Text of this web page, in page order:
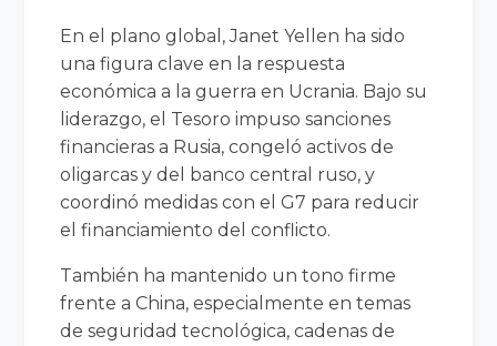
En el plano global, Janet Yellen ha sido
una figura clave en la respuesta
económica a la guerra en Ucrania. Bajo su
liderazgo, el Tesoro impuso sanciones
financieras a Rusia, congeló activos de
oligarcas y del banco central ruso, y
coordinó medidas con el G7 para reducir
el financiamiento del conflicto.
También ha mantenido un tono firme
frente a China, especialmente en temas
de seguridad tecnológica, cadenas de